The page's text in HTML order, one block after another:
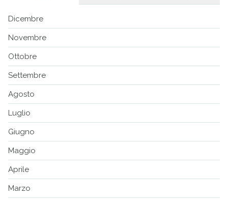
Dicembre
Novembre
Ottobre
Settembre
Agosto
Luglio
Giugno
Maggio
Aprile
Marzo